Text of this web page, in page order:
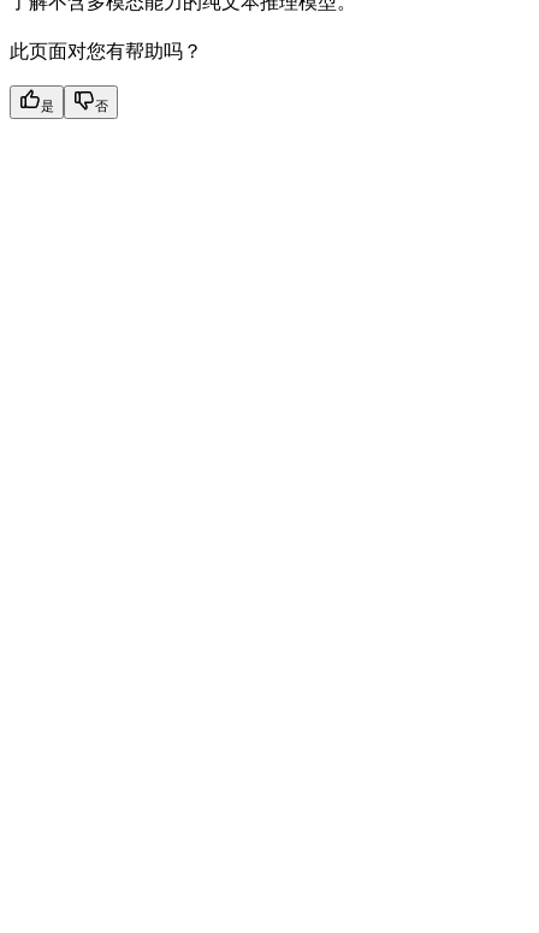
此页面对您有帮助吗？
是 否